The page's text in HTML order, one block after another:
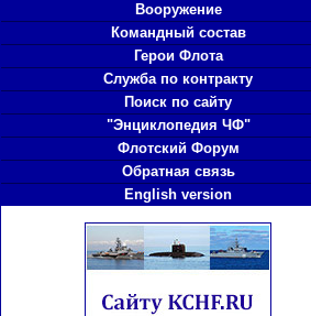
Вооружение
Командный состав
Герои Флота
Служба по контракту
Поиск по сайту
"Энциклопедия ЧФ"
Флотский Форум
Обратная связь
English version